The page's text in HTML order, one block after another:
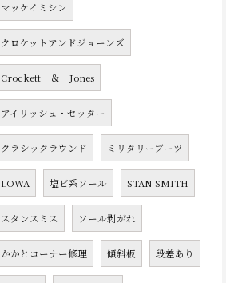
マッケイミシン
クロケットアンドジョーンズ
Crockett ＆ Jones
アイリッシュ・セッター
クラシックラウンド ミリタリーブーツ
LOWA 塩ビ系ソール STAN SMITH
スタンスミス ソール剥がれ
かかとコーナー修理 傾斜板 段差あり